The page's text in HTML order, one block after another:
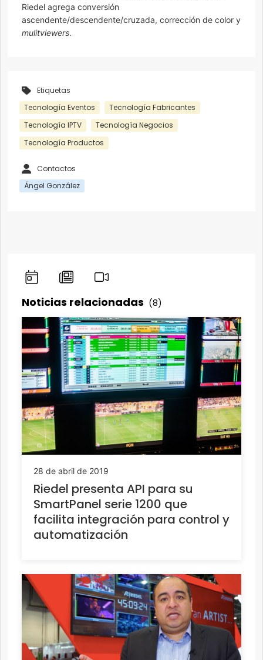
Riedel agrega conversión
ascendente/descendente/cruzada, corrección de color y
mulitviewers.
Etiquetas
Tecnología Eventos
Tecnología Fabricantes
Tecnología IPTV
Tecnología Negocios
Tecnología Productos
Contactos
Ángel González
Noticias relacionadas (8)
28 de abril de 2019
Riedel presenta API para su
SmartPanel serie 1200 que
facilita integración para control y
automatización